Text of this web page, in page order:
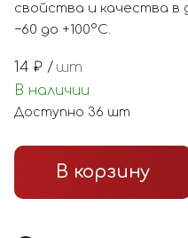
свойства и качества
−60 до +100°С.
14 ₽ / шт
В наличии
Доступно 36 шт
В корзину